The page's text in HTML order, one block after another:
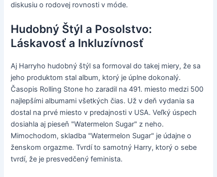
diskusiu o rodovej rovnosti v móde.
Hudobný Štýl a Posolstvo:
Láskavosť a Inkluzívnosť
Aj Harryho hudobný štýl sa formoval do takej miery, že sa
jeho produktom stal album, ktorý je úplne dokonalý.
Časopis Rolling Stone ho zaradil na 491. miesto medzi 500
najlepšími albumami všetkých čias. Už v deň vydania sa
dostal na prvé miesto v predajnosti v USA. Veľký úspech
dosiahla aj pieseň "Watermelon Sugar" z neho.
Mimochodom, skladba "Watermelon Sugar" je údajne o
ženskom orgazme. Tvrdí to samotný Harry, ktorý o sebe
tvrdí, že je presvedčený feminista.